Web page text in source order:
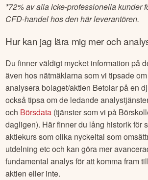
*72% av alla icke-professionella kunder
CFD-handel hos den här leverantören.
Hur kan jag lära mig mer och
Du finner väldigt mycket information på
även hos nätmäklarna som vi tipsade
analysera bolaget/aktien Betolar på en
också tipsa om de ledande
och Börsdata (tjänster som vi på
dagligen). Här finner du lång historik för
aktiekurs som olika nyckeltal som
utdelning etc och kan göra mer
fundamental analys för att komma fram
aktien eller inte.